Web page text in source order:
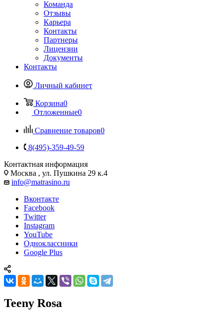
Команда
Отзывы
Карьера
Контакты
Партнеры
Лицензии
Документы
Контакты
Личный кабинет
Корзина0
Отложенные0
Сравнение товаров0
8(495)-359-49-59
Контактная информация
Москва , ул. Пушкина 29 к.4
info@matrasino.ru
Вконтакте
Facebook
Twitter
Instagram
YouTube
Одноклассники
Google Plus
Teeny Rosa